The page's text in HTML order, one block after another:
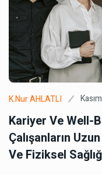
K.Nur AHLATLI
Kariyer Ve Well-
Çalışanların
Ve Fiziksel